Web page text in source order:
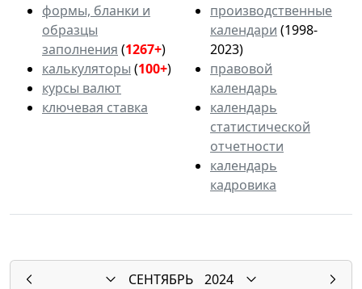
формы, бланки и
образцы
заполнения (1267+)
калькуляторы (100+)
курсы валют
ключевая ставка
производственные
календари (1998-
2023)
правовой
календарь
календарь
статистической
отчетности
календарь
кадровика
СЕНТЯБРЬ
2024